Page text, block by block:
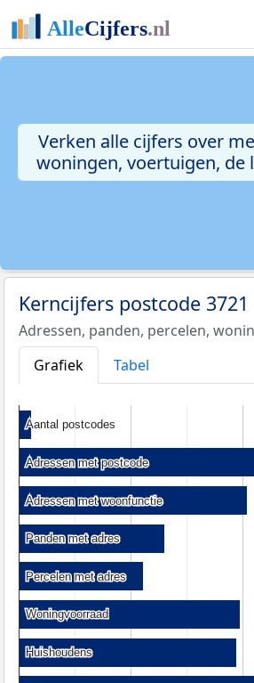
Verken alle cijfers over
woningen, voertuigen, de
Kerncijfers postcode 3721
Adressen, panden, percelen,
Grafiek
Tabel
Aantal postcodes
Aantal postcodes
Adressen met postcode
Adressen met postcode
Adressen met woonfunctie
Adressen met woonfunctie
Panden met adres
Panden met adres
Percelen met adres
Percelen met adres
Woningvoorraad
Woningvoorraad
Huishoudens
Huishoudens